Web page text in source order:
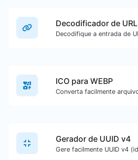
Decodificador de URL
ICO para WEBP
Gerador de UUID v4